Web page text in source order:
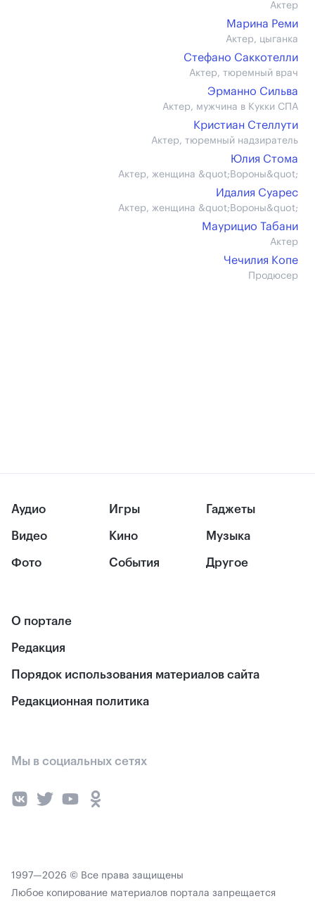
Актер
Марина Реми
Актер, цыганка
Стефано Саккотелли
Актер, тюремный врач
Эрманно Сильва
Актер, мужчина в Кукки СПА
Кристиан Стеллути
Актер, тюремный надзиратель
Юлия Стома
Актер, женщина &quot;Вороны&quot;
Идалия Суарес
Актер, женщина &quot;Вороны&quot;
Маурицио Табани
Актер
Чечилия Копе
Продюсер
Аудио
Видео
Фото
Игры
Кино
События
Гаджеты
Музыка
Другое
О портале
Редакция
Порядок использования материалов сайта
Редакционная политика
Мы в социальных сетях
1997—2026 © Все права защищены
Любое копирование материалов портала запрещается